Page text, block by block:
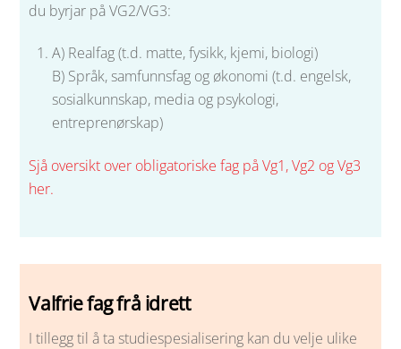
du byrjar på VG2/VG3:
A) Realfag (t.d. matte, fysikk, kjemi, biologi)
B) Språk, samfunnsfag og økonomi (t.d. engelsk,
sosialkunnskap, media og psykologi,
entreprenørskap)
Sjå oversikt over obligatoriske fag på Vg1, Vg2 og Vg3
her.
Valfrie fag frå idrett
I tillegg til å ta studiespesialisering kan du velje ulike